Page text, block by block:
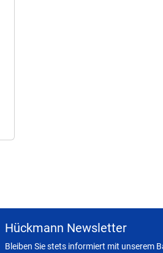
Hückmann Newsletter
Bleiben Sie stets informiert mit unserem